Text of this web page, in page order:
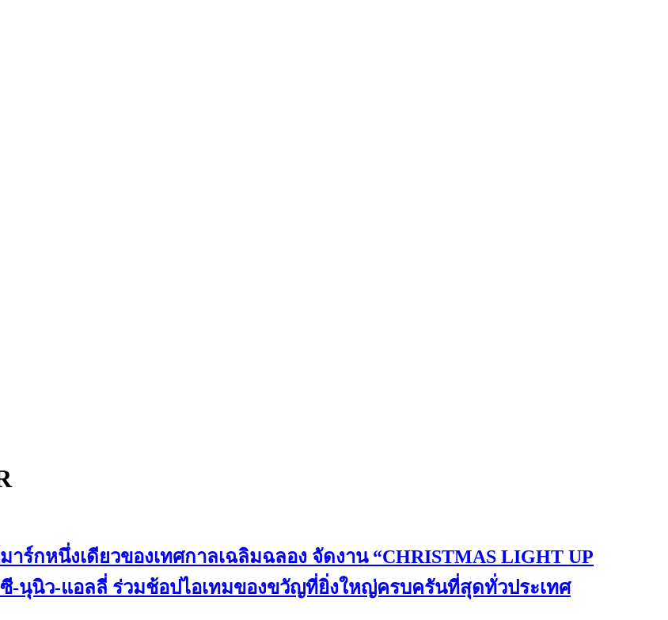
ร์กหนึ่งเดียวของเทศกาลเฉลิมฉลอง จัดงาน “CHRISTMAS LIGHT UP
-นุนิว-แอลลี่ ร่วมช้อปไอเทมของขวัญที่ยิ่งใหญ่ครบครันที่สุดทั่วประเทศ